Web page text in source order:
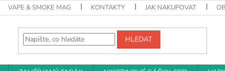
VAPE & SMOKE MAG KONTAKTY JAK NAKUPOVAT
HLEDAT